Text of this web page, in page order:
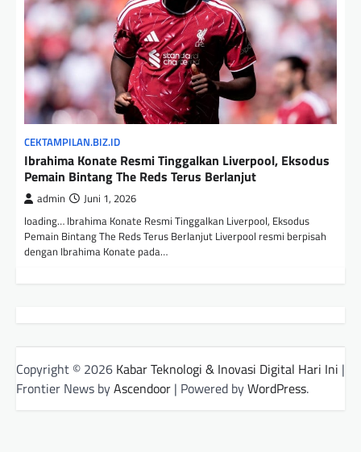
CEKTAMPILAN.BIZ.ID
Ibrahima Konate Resmi Tinggalkan Liverpool, Eksodus
Pemain Bintang The Reds Terus Berlanjut
admin Juni 1, 2026
loading… Ibrahima Konate Resmi Tinggalkan Liverpool, Eksodus
Pemain Bintang The Reds Terus Berlanjut Liverpool resmi berpisah
dengan Ibrahima Konate pada…
Copyright © 2026 Kabar Teknologi & Inovasi Digital Hari Ini |
Frontier News byAscendoor | Powered byWordPress.